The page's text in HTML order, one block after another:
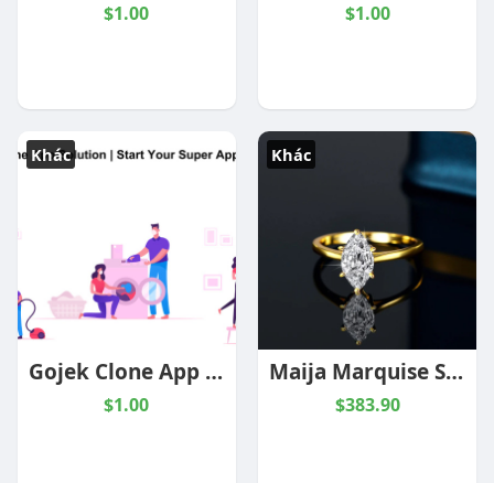
$1.00 $1.00
Khác
Gojek Clone App Solution | Start Your Super App Business
$1.00
Khác
Maija Marquise Solitaire Ring
$383.90